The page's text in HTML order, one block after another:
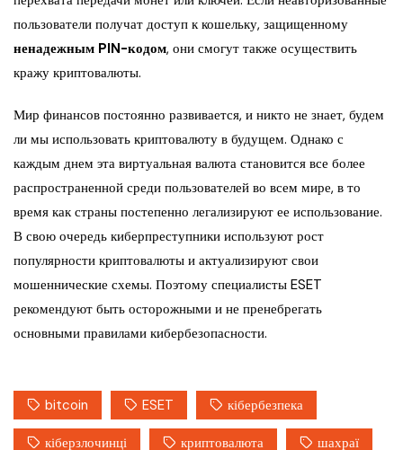
пользователи получат доступ к кошельку, защищенному
ненадежным PIN-кодом, они смогут также осуществить
кражу криптовалюты.
Мир финансов постоянно развивается, и никто не знает, будем
ли мы использовать криптовалюту в будущем. Однако с
каждым днем ​​эта виртуальная валюта становится все более
распространенной среди пользователей во всем мире, в то
время как страны постепенно легализируют ее использование.
В свою очередь киберпреступники используют рост
популярности криптовалюты и актуализируют свои
мошеннические схемы. Поэтому специалисты ESET
рекомендуют быть осторожными и не пренебрегать
основными правилами кибербезопасности.
bitcoin ESET кібербезпека
кіберзлочинці криптовалюта шахраї